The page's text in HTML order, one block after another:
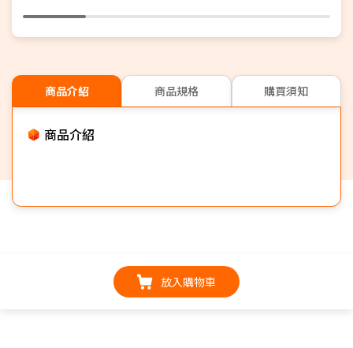
商品介紹 商品規格 購買須知
商品介紹
放入購物車